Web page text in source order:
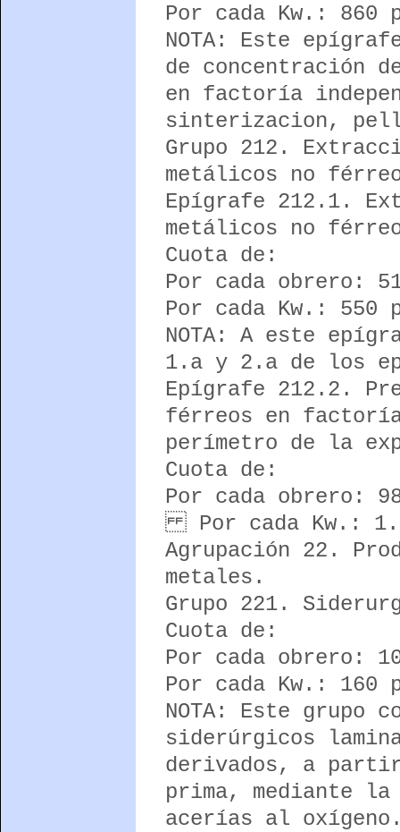
Por cada Kw.: 860
NOTA: Este
de concentración
en factoría
sinterizacion,
Grupo 212.
metálicos no
Epígrafe 212.1.
metálicos no
Cuota de:
Por cada obrero:
Por cada Kw.: 550
NOTA: A este
1.a y 2.a de los
Epígrafe 212.2.
férreos en
perímetro de la
Cuota de:
Por cada obrero:
Por cada Kw.:
Agrupación 22.
metales.
Grupo 221.
Cuota de:
Por cada obrero:
Por cada Kw.: 160
NOTA: Este grupo
siderúrgicos
derivados, a
prima, mediante
acerías al